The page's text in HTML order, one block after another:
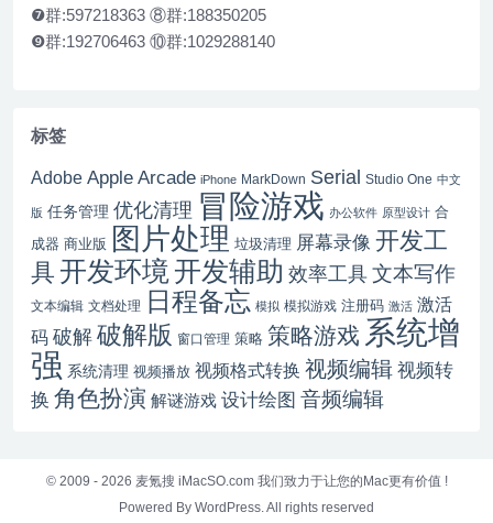
❼群:597218363 ⑧群:188350205
❾群:192706463 ⑩群:1029288140
标签
Adobe Apple Arcade iPhone MarkDown Serial Studio One 中文
版 任务管理 优化清理 冒险游戏 办公软件 原型设计 合
成器 商业版 图片处理 垃圾清理 屏幕录像 开发工
具 开发环境开发辅助 效率工具 文本写作
文本编辑 文档处理 日程备忘 模拟 模拟游戏 注册码 激活 激活
码 破解破解版 窗口管理 策略 策略游戏 系统增
强 系统清理 视频播放 视频格式转换 视频编辑 视频转
换 角色扮演 解谜游戏 设计绘图 音频编辑
© 2009 - 2026 麦氪搜 iMacSO.com 我们致力于让您的Mac更有价值 !
Powered By WordPress. All rights reserved